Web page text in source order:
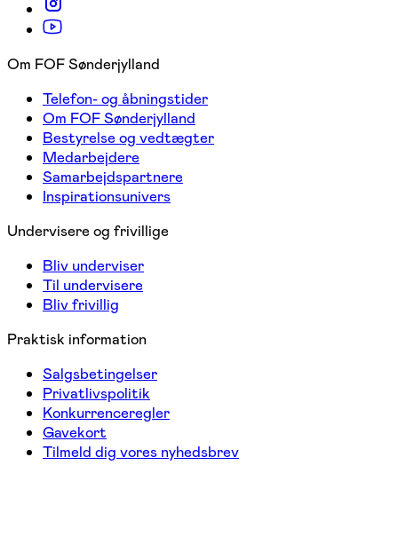
Om FOF Sønderjylland
Telefon- og åbningstider
Om FOF Sønderjylland
Bestyrelse og vedtægter
Medarbejdere
Samarbejdspartnere
Inspirationsunivers
Undervisere og frivillige
Bliv underviser
Til undervisere
Bliv frivillig
Praktisk information
Salgsbetingelser
Privatlivspolitik
Konkurrenceregler
Gavekort
Tilmeld dig vores nyhedsbrev